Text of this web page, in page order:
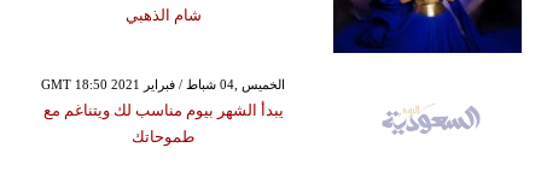
شام الذهبي
GMT 18:50 2021 الخميس ,04 شباط / فبراير
يبدأ الشهر بيوم مناسب لك ويتناغم مع
طموحاتك